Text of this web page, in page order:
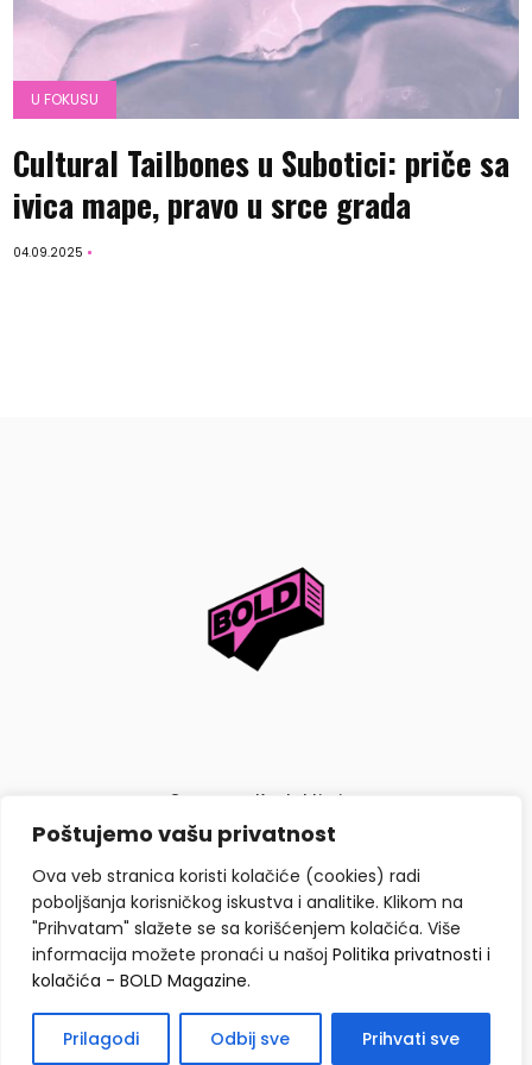
Poštujemo vašu privatnost
Ova veb stranica koristi kolačiće (cookies) radi
poboljšanja korisničkog iskustva i analitike. Klikom na
"Prihvatam" slažete se sa korišćenjem kolačića. Više
informacija možete pronaći u našoj Politika privatnosti i
kolačića - BOLD Magazine.
Prilagodi Odbij sve Prihvati sve
U FOKUSU
Cultural Tailbones u Subotici: priče sa
ivica mape, pravo u srce grada
04.09.2025
O nama Kontaktiraj nas
Politika privatnosti i kolačića
Copyright © BOLD Magazine 2026. Sva prava zadržana.